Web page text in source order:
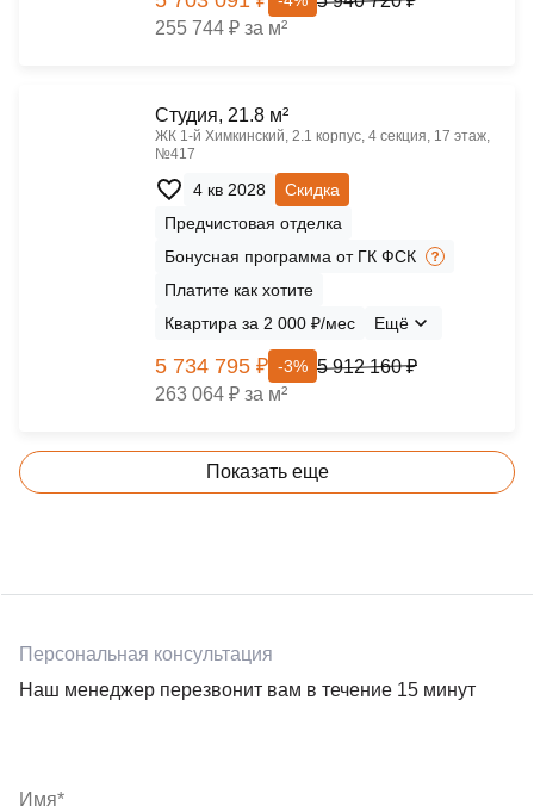
255 744 ₽ за м²
Cтудия, 21.8 м²
ЖК 1‑й Химкинский, 2.1 корпус, 4 секция, 17 этаж,
№417
4 кв 2028
Скидка
Предчистовая отделка
Бонусная программа от ГК ФСК
Платите как хотите
Квартира за 2 000 ₽/мес
Ещё
5 734 795 ₽ -3% 5 912 160 ₽
263 064 ₽ за м²
Показать еще
Персональная консультация
Наш менеджер перезвонит вам в течение 15 минут